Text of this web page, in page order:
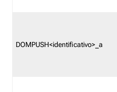
DOMPUSH<identificativo>_a